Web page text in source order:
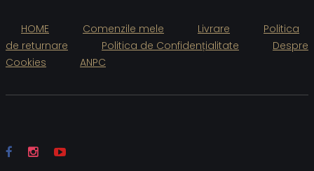
HOME Comenzile mele Livrare
Politica
de returnare
Politica de Confidențialitate
Despre
Cookies
ANPC